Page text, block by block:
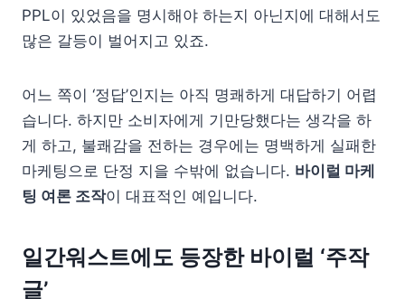
PPL이 있었음을 명시해야 하는지 아닌지에 대해서도
많은 갈등이 벌어지고 있죠.
어느 쪽이 ‘정답’인지는 아직 명쾌하게 대답하기 어렵
습니다. 하지만 소비자에게 기만당했다는 생각을 하
게 하고, 불쾌감을 전하는 경우에는 명백하게 실패한
마케팅으로 단정 지을 수밖에 없습니다. 바이럴 마케
팅 여론 조작이 대표적인 예입니다.
일간워스트에도 등장한 바이럴 ‘주작
글’